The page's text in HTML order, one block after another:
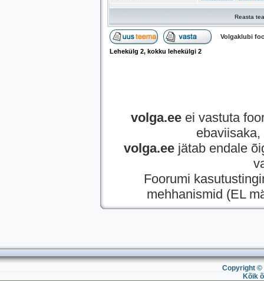
Reasta
Volgaklubi
Lehekülg 2, kokku lehekülgi 2
volga.eeei vastuta
volga.ee jätab endale
Foorumi
mehhanismid (EL
Copyright ©
Kõik